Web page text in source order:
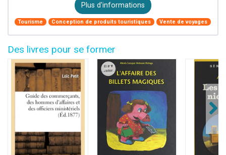
Plus d'informations
Tourisme Conception de produits touristiques Vente de voyages
Des livres pour se former